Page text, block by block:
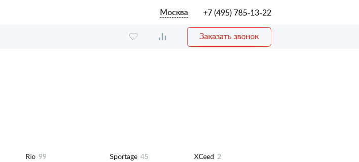
Москва +7 (495) 785-13-22
Заказать звонок
Rio 99
Sportage 45
XCeed 2